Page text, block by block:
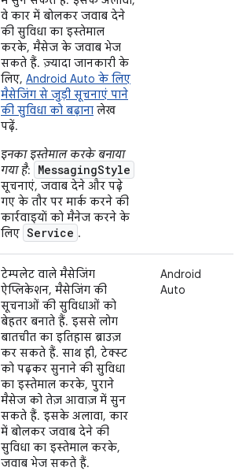
वे कार में बोलकर जवाब देने
की सुविधा का इस्तेमाल
करके, मैसेज के जवाब भेज
सकते हैं. ज़्यादा जानकारी के
लिए, Android Auto के लिए
मैसेजिंग से जुड़ी सूचनाएं पाने
की सुविधा को बढ़ाना लेख
पढ़ें.
इनका इस्तेमाल करके बनाया
गया है: MessagingStyle
सूचनाएं, जवाब देने और पढ़े
गए के तौर पर मार्क करने की
कार्रवाइयों को मैनेज करने के
लिए Service .
टेम्पलेट वाले मैसेजिंग
ऐप्लिकेशन, मैसेजिंग की
सूचनाओं की सुविधाओं को
बेहतर बनाते हैं. इससे लोग
बातचीत का इतिहास ब्राउज़
कर सकते हैं. साथ ही, टेक्स्ट
को पढ़कर सुनाने की सुविधा
का इस्तेमाल करके, पुराने
मैसेज को तेज़ आवाज़ में सुन
सकते हैं. इसके अलावा, कार
में बोलकर जवाब देने की
सुविधा का इस्तेमाल करके,
जवाब भेज सकते हैं.
Android
Auto